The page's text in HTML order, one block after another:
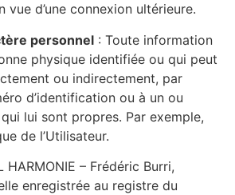
vue d’une connexion ultérieure.
personnel : Toute information
physique identifiée ou qui peut
ou indirectement, par
d’identification ou à un ou
lui sont propres. Par exemple,
de l’Utilisateur.
HARMONIE – Frédéric Burri,
enregistrée au registre du